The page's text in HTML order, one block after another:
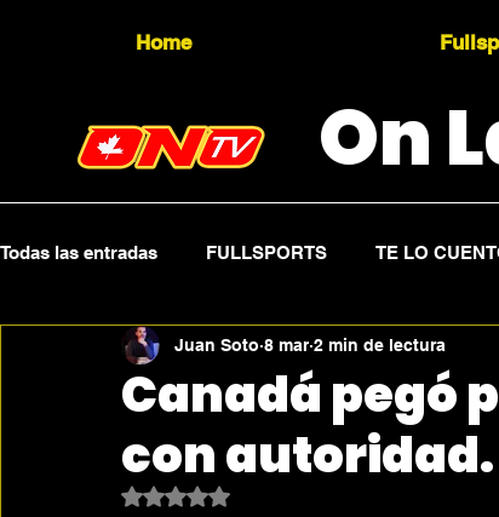
Home
On
Todas las entradas FULLSPORTS TE LO
Topicality PRESS RELEASE Press Sports
Canadá pegó
con autoridad.
Juan Soto 8 mar 2 min de lectura
Obtuvo NaN de 5 estrellas.